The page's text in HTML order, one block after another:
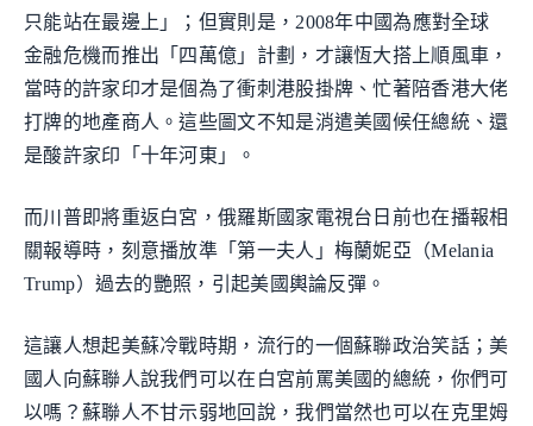
只能站在最邊上」；但實則是，2008年中國為應對全球
金融危機而推出「四萬億」計劃，才讓恆大搭上順風車，
當時的許家印才是個為了衝刺港股掛牌、忙著陪香港大佬
打牌的地產商人。這些圖文不知是消遣美國候任總統、還
是酸許家印「十年河東」。
而川普即將重返白宮，俄羅斯國家電視台日前也在播報相
關報導時，刻意播放準「第一夫人」梅蘭妮亞（Melania
Trump）過去的艷照，引起美國輿論反彈。
這讓人想起美蘇冷戰時期，流行的一個蘇聯政治笑話；美
國人向蘇聯人說我們可以在白宮前罵美國的總統，你們可
以嗎？蘇聯人不甘示弱地回說，我們當然也可以在克里姆